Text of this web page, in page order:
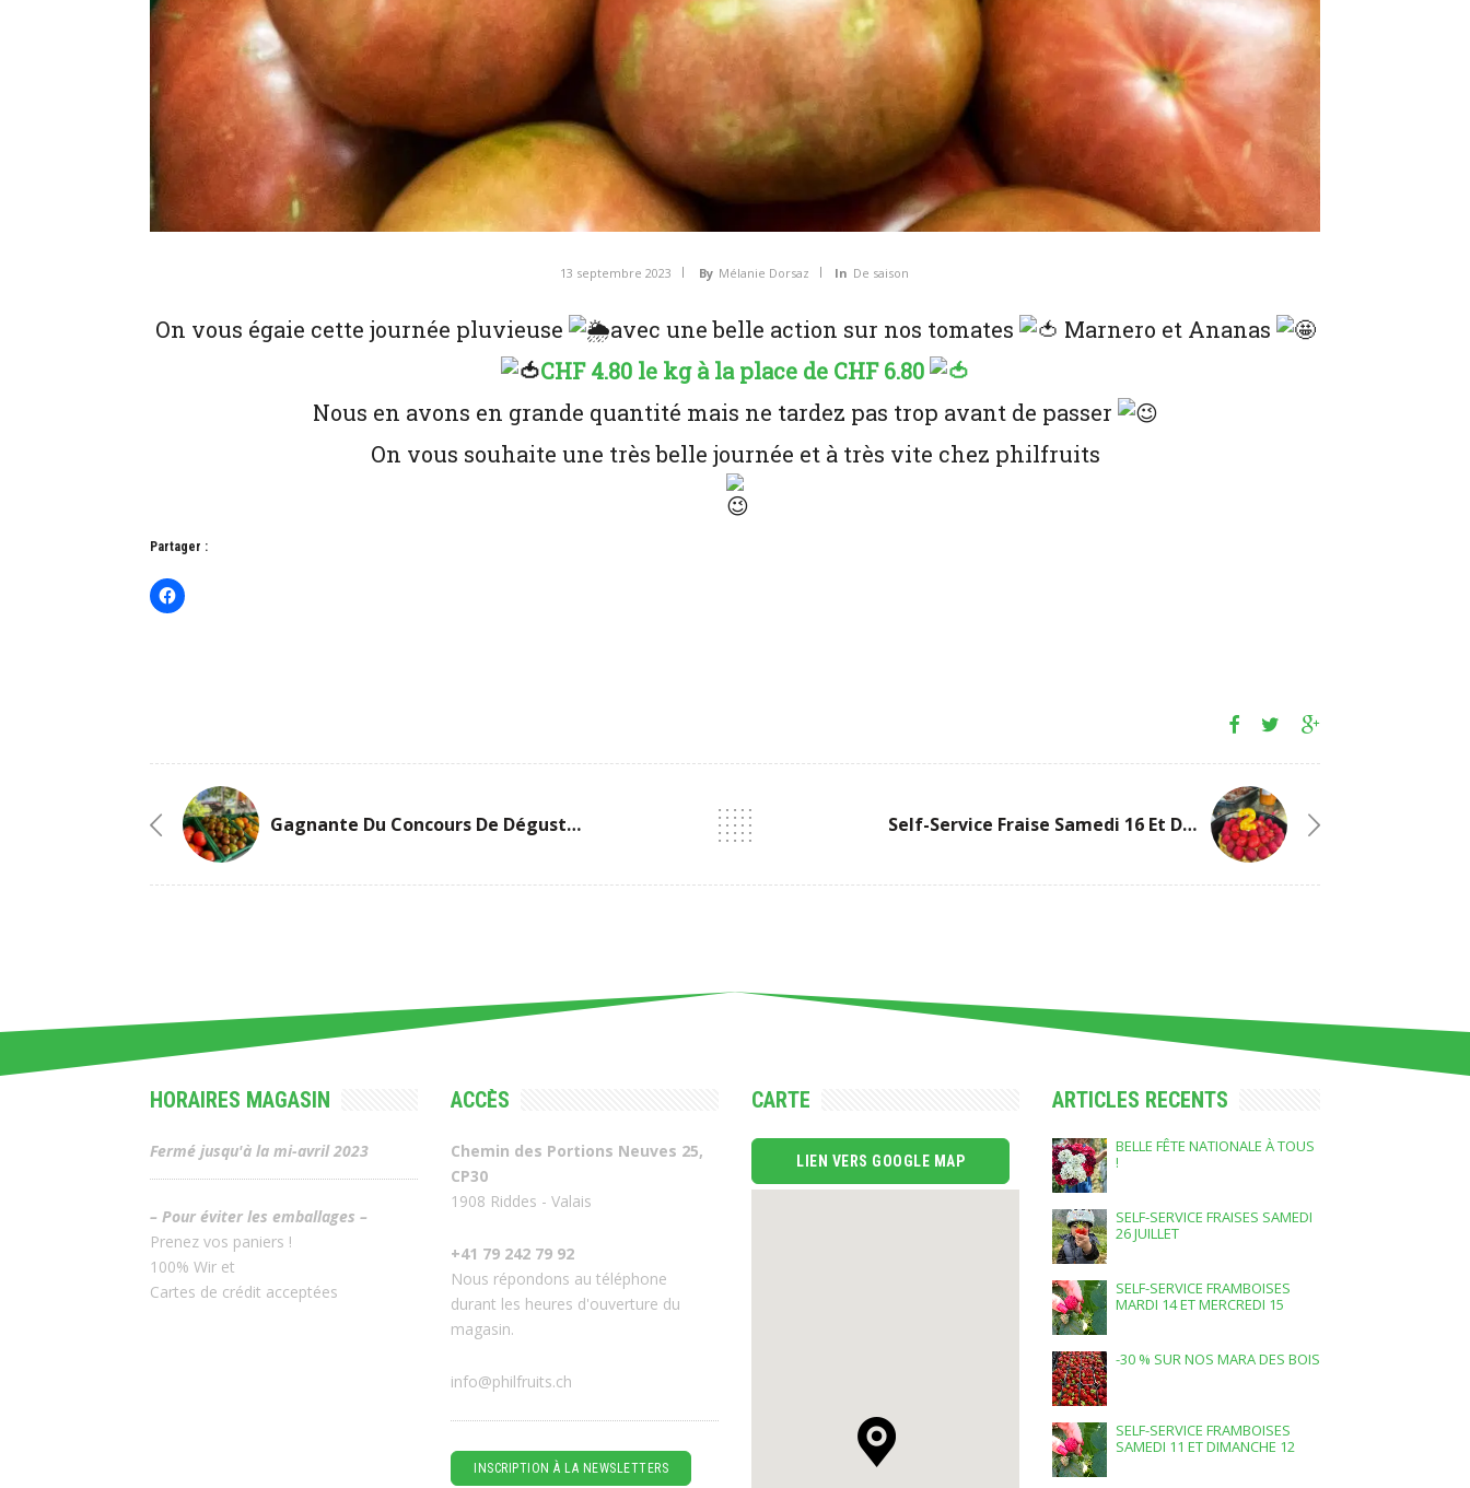
13 septembre 2023 By Mélanie Dorsaz In De saison
On vous égaie cette journée pluvieuse avec une belle action sur nos tomates
Marnero et Ananas
CHF 4.80 le kg à la place de CHF 6.80
Nous en avons en grande quantité mais ne tardez pas trop avant de passer
On vous souhaite une très belle journée et à très vite chez philfruits
Partager :
Gagnante Du Concours De Dégustation De Tomates Self-Service Fraise Samedi 16 Et Dimanche 17 Septembre
HORAIRES MAGASIN
Fermé jusqu'à la mi-avril 2023
– Pour éviter les emballages –
Prenez vos paniers !
100% Wir et
Cartes de crédit acceptées
ACCÈS
Chemin des Portions Neuves 25,
CP30
1908 Riddes - Valais
+41 79 242 79 92
Nous répondons au téléphone
durant les heures d'ouverture du
magasin.
info@philfruits.ch
INSCRIPTION À LA NEWSLETTERS
CARTE
LIEN VERS GOOGLE MAP
ARTICLES RECENTS
BELLE FÊTE NATIONALE À TOUS
!
SELF-SERVICE FRAISES SAMEDI
26 JUILLET
SELF-SERVICE FRAMBOISES
MARDI 14 ET MERCREDI 15
-30 % SUR NOS MARA DES BOIS
SELF-SERVICE FRAMBOISES
SAMEDI 11 ET DIMANCHE 12